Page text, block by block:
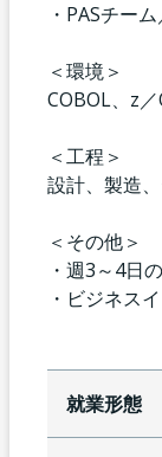
・PASチー
＜環境＞
COBOL、z／
＜工程＞
設計、製造
＜その他＞
・週3～4日
・ビジネス
就業形態